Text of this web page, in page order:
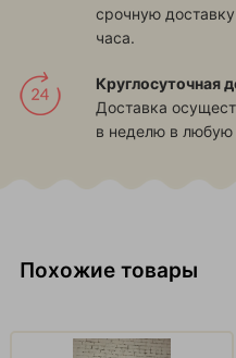
срочную
часа.
Круглосуточная
Доставка
в неделю в любую
Похожие товары